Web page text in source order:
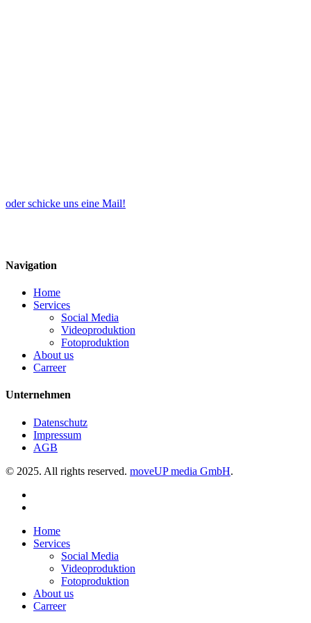
oder schicke uns eine Mail!
Navigation
Home
Services
Social Media
Videoproduktion
Fotoproduktion
About us
Carreer
Unternehmen
Datenschutz
Impressum
AGB
© 2025. All rights reserved. moveUP media GmbH.
Close
Menu
Home
Services
Social Media
Videoproduktion
Fotoproduktion
About us
Carreer